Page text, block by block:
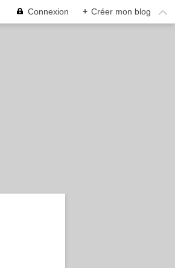
Connexion + Créer mon blog